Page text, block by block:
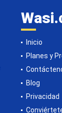
Inicio
Planes y
Blog
Privacidad